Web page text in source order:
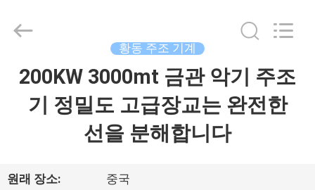
집
2026
CO.,LTD..
Reserved.
황동 주조 기계
200KW 3000mt 금관 악기 주조
기 정밀도 고급장교는 완전한
선을 분해합니다
원래 장소: 중국